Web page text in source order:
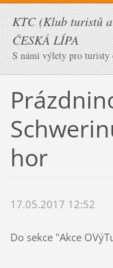
KTC (Klub turistů
ČESKÁ LÍPA
S námi výlety pro
hor
17.05.2017 12:52
Do sekce "Akce